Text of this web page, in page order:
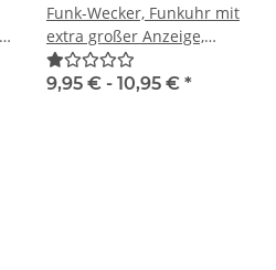
Funk-Wecker, Funkuhr mit
extra großer Anzeige,
Beleuchtung
9,95 € - 10,95 € *